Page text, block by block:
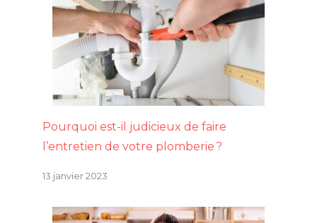
Pourquoi est-il judicieux de faire
l’entretien de votre plomberie ?
13 janvier 2023